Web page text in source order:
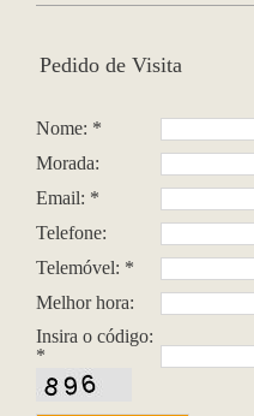
Pedido de Visita
Nome: *
Morada:
Email: *
Telefone:
Telemóvel: *
Melhor hora:
Insira o código:
*